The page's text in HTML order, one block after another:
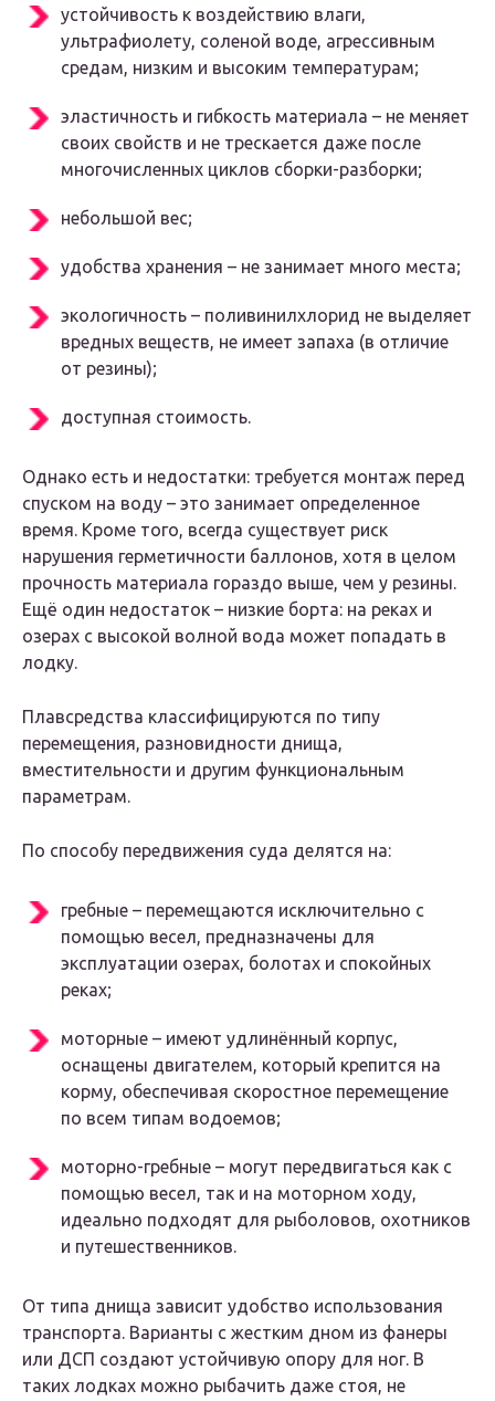
устойчивость к воздействию влаги,
ультрафиолету, соленой воде, агрессивным
средам, низким и высоким температурам;
эластичность и гибкость материала – не меняет
своих свойств и не трескается даже после
многочисленных циклов сборки-разборки;
небольшой вес;
удобства хранения – не занимает много места;
экологичность – поливинилхлорид не выделяет
вредных веществ, не имеет запаха (в отличие
от резины);
доступная стоимость.
Однако есть и недостатки: требуется монтаж перед
спуском на воду – это занимает определенное
время. Кроме того, всегда существует риск
нарушения герметичности баллонов, хотя в целом
прочность материала гораздо выше, чем у резины.
Ещё один недостаток – низкие борта: на реках и
озерах с высокой волной вода может попадать в
лодку.
Плавсредства классифицируются по типу
перемещения, разновидности днища,
вместительности и другим функциональным
параметрам.
По способу передвижения суда делятся на:
гребные – перемещаются исключительно с
помощью весел, предназначены для
эксплуатации озерах, болотах и спокойных
реках;
моторные – имеют удлинённый корпус,
оснащены двигателем, который крепится на
корму, обеспечивая скоростное перемещение
по всем типам водоемов;
моторно-гребные – могут передвигаться как с
помощью весел, так и на моторном ходу,
идеально подходят для рыболовов, охотников
и путешественников.
От типа днища зависит удобство использования
транспорта. Варианты с жестким дном из фанеры
или ДСП создают устойчивую опору для ног. В
таких лодках можно рыбачить даже стоя, не